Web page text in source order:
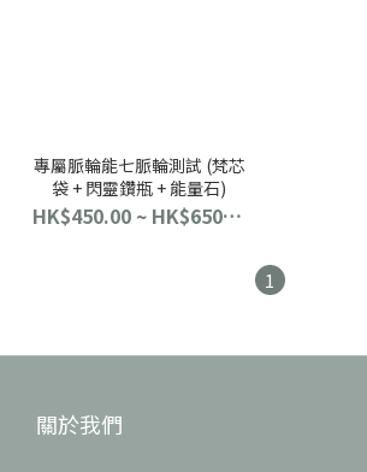
專屬脈輪能七脈輪測試 (梵芯
袋 + 閃靈鑽瓶 + 能量石)
HK$450.00 ~ HK$650.00
1
關於我們